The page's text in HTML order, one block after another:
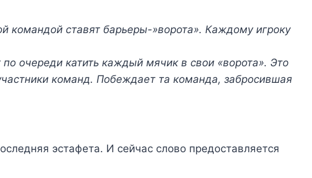
командой ставят барьеры-»ворота». Каждому игроку
очереди катить каждый мячик в свои «ворота». Это
команд. Побеждает та команда, забросившая
эстафета. И сейчас слово предоставляется